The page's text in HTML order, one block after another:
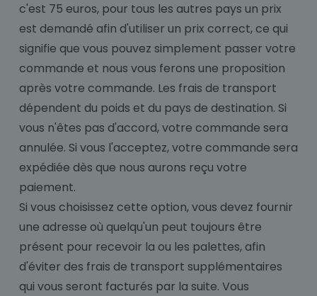
c'est 75 euros, pour tous les autres pays un prix
est demandé afin d'utiliser un prix correct, ce qui
signifie que vous pouvez simplement passer votre
commande et nous vous ferons une proposition
après votre commande. Les frais de transport
dépendent du poids et du pays de destination. Si
vous n'êtes pas d'accord, votre commande sera
annulée. Si vous l'acceptez, votre commande sera
expédiée dès que nous aurons reçu votre
paiement.
Si vous choisissez cette option, vous devez fournir
une adresse où quelqu'un peut toujours être
présent pour recevoir la ou les palettes, afin
d'éviter des frais de transport supplémentaires
qui vous seront facturés par la suite. Vous